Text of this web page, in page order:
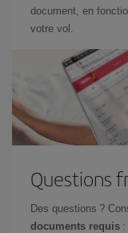
document, en
votre vol.
Questions
Des questions ?
documents requis :